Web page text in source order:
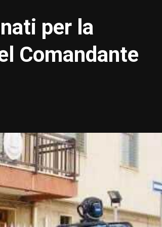
per la
Comandante